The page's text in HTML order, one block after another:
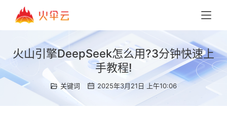
火山引擎DeepSeek怎么用?3分钟快速上
手教程!
关键词 2025年3月21日 上午10:06